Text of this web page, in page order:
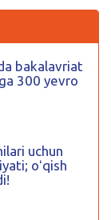
bakalavriat
300 yevro
uchun
oʻqish